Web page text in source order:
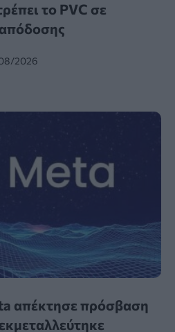
το PVC σε
2026
απέκτησε πρόσβαση